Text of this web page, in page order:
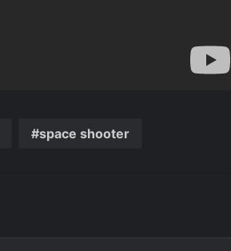
space shooter